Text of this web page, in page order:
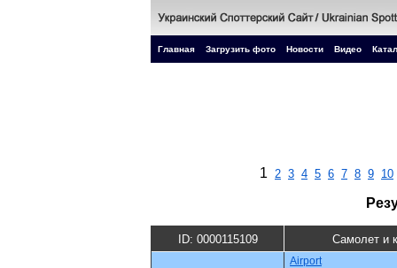
Главная Загрузить фото Новости Видео
1 2 3 4 5 6 7 8 9 10
ID: 0000115109 Самолет и
Airport